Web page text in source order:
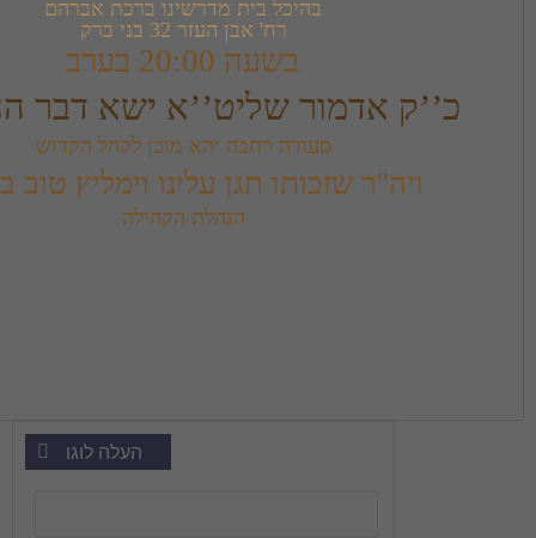
שליט’’א ישא דבר ההילולא
רחבה יהא מוכן לקהל הקדוש
תגן עלינו וימליץ טוב בעדינו